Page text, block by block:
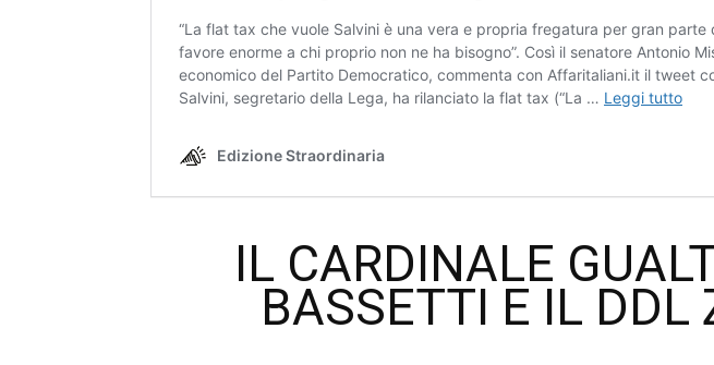
IL CARDINALE
BASSETTI E IL DDL